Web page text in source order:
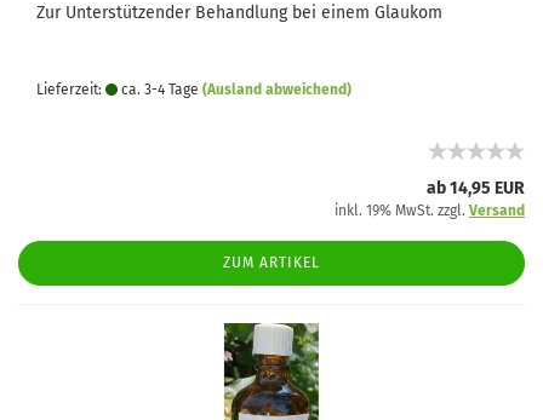
Zur Unterstützender Behandlung bei einem Glaukom
Lieferzeit: ca. 3-4 Tage (Ausland abweichend)
ab 14,95 EUR
inkl. 19% MwSt. zzgl. Versand
ZUM ARTIKEL